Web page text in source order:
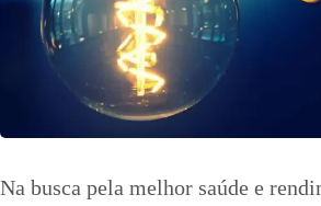
Na busca pela melhor saúde e